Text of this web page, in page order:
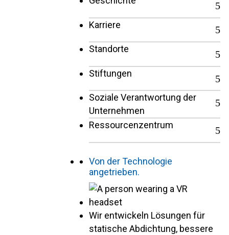
Karriere
Standorte
Stiftungen
Soziale Verantwortung der
Unternehmen
Ressourcenzentrum
Von der Technologie
angetrieben.
Wir entwickeln Lösungen für
statische Abdichtung, bessere